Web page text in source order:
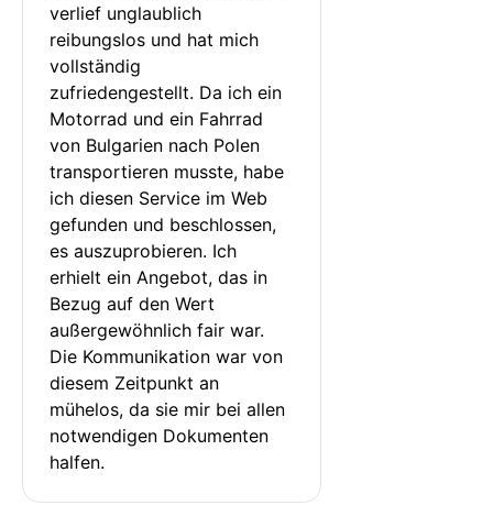
verlief unglaublich
reibungslos und hat mich
vollständig
zufriedengestellt. Da ich ein
Motorrad und ein Fahrrad
von Bulgarien nach Polen
transportieren musste, habe
ich diesen Service im Web
gefunden und beschlossen,
es auszuprobieren. Ich
erhielt ein Angebot, das in
Bezug auf den Wert
außergewöhnlich fair war.
Die Kommunikation war von
diesem Zeitpunkt an
mühelos, da sie mir bei allen
notwendigen Dokumenten
halfen.